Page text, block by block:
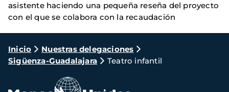
asistente haciendo una pequeña reseña del proyecto
con el que se colabora con la recaudación
Ruta
de
navegación
Inicio
Nuestras delegaciones
Sigüenza-Guadalajara
Teatro infantil